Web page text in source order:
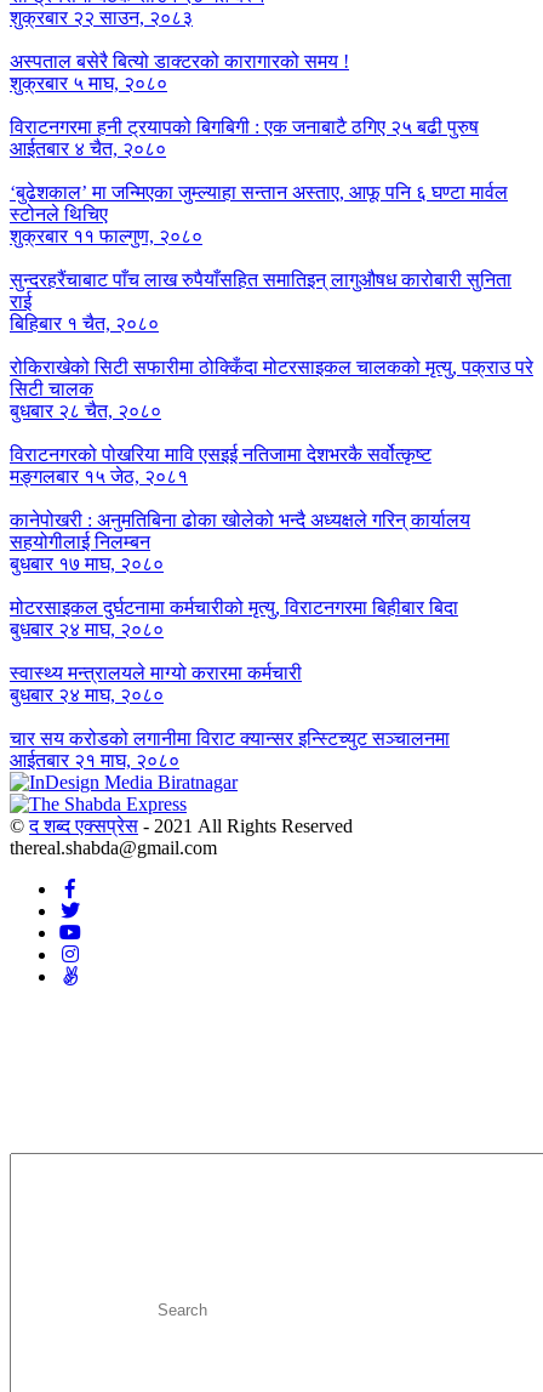
शुक्रबार २२ साउन, २०८३
अस्पताल बसेरै बित्यो डाक्टरको कारागारको समय !
शुक्रबार ५ माघ, २०८०
विराटनगरमा हनी ट्रयापको बिगबिगी : एक जनाबाटै ठगिए २५ बढी पुरुष
आईतबार ४ चैत, २०८०
‘बुढेशकाल’ मा जन्मिएका जुम्ल्याहा सन्तान अस्ताए, आफू पनि ६ घण्टा मार्वल
स्टोनले थिचिए
शुक्रबार ११ फाल्गुण, २०८०
सुन्दरहरैंचाबाट पाँच लाख रुपैयाँसहित समातिइन् लागुऔषध कारोबारी सुनिता
राई
बिहिबार १ चैत, २०८०
रोकिराखेको सिटी सफारीमा ठोक्किँदा मोटरसाइकल चालकको मृत्यु, पक्राउ परे
सिटी चालक
बुधबार २८ चैत, २०८०
विराटनगरको पोखरिया मावि एसइई नतिजामा देशभरकै सर्वोत्कृष्ट
मङ्गलबार १५ जेठ, २०८१
कानेपोखरी : अनुमतिबिना ढोका खोलेको भन्दै अध्यक्षले गरिन् कार्यालय
सहयोगीलाई निलम्बन
बुधबार १७ माघ, २०८०
मोटरसाइकल दुर्घटनामा कर्मचारीको मृत्यु, विराटनगरमा बिहीबार बिदा
बुधबार २४ माघ, २०८०
स्वास्थ्य मन्त्रालयले माग्यो करारमा कर्मचारी
बुधबार २४ माघ, २०८०
चार सय करोडको लगानीमा विराट क्यान्सर इन्स्टिच्युट सञ्चालनमा
आईतबार २१ माघ, २०८०
©द शब्द एक्सप्रेस - 2021 All Rights Reserved
thereal.shabda@gmail.com